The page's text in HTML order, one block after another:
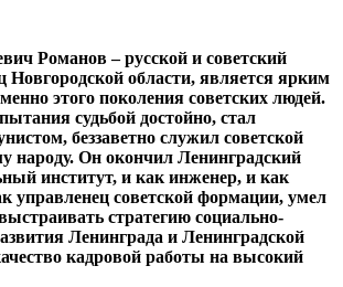
Романов – русской и советский
Новгородской области, является ярким
этого поколения советских людей.
судьбой достойно, стал
беззаветно служил советской
народу. Он окончил Ленинградский
институт, и как инженер, и как
управленец советской формации, умел
стратегию социально-
Ленинграда и Ленинградской
кадровой работы на высокий